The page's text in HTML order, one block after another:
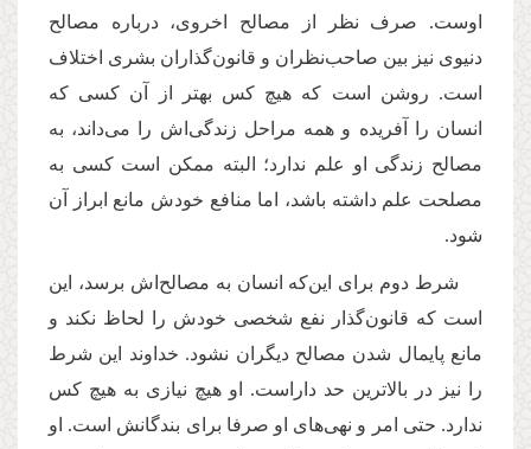
اوست. صرف نظر از مصالح اخروی، درباره مصالح
دنیوی نیز بین صاحب‌نظران و قانون‌گذاران بشری اختلاف
است. روشن است که هیچ کس بهتر از آن کسی که
انسان را آفریده و همه مراحل زندگی‌اش را می‌داند، به
مصالح زندگی او علم ندارد؛‌ البته ممکن است کسی به
مصلحت علم داشته باشد، اما منافع خودش مانع ابراز آن
شود.
شرط دوم برای اینکه انسان به مصالح‌اش برسد، این
است که قانون‌گذار نفع شخصی خودش را لحاظ نکند و
مانع پایمال شدن مصالح دیگران نشود. خداوند این شرط
را نیز در بالاترین حد داراست. او هیچ نیازی به هیچ کس
ندارد. حتی امر و نهی‌های او صرفا برای بندگانش است. او